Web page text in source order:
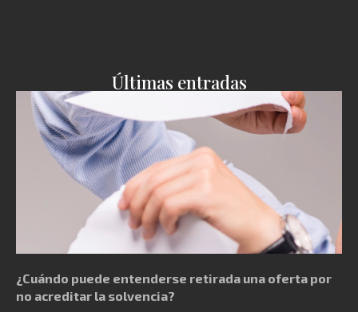
Últimas entradas
¿Cuándo puede entenderse retirada una oferta por
no acreditar la solvencia?